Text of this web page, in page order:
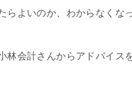
らよいのか、わからなくな
林会計さんからアドバイス